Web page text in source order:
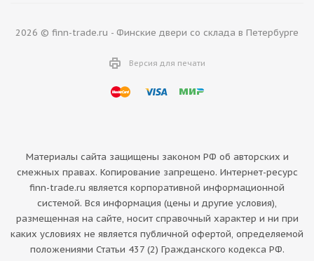
2026 © finn-trade.ru - Финские двери со склада в Петербурге
Версия для печати
Материалы сайта защищены законом РФ об авторских и
смежных правах. Копирование запрещено. Интернет-ресурс
finn-trade.ru является корпоративной информационной
системой. Вся информация (цены и другие условия),
размещенная на сайте, носит справочный характер и ни при
каких условиях не является публичной офертой, определяемой
положениями Статьи 437 (2) Гражданского кодекса РФ.